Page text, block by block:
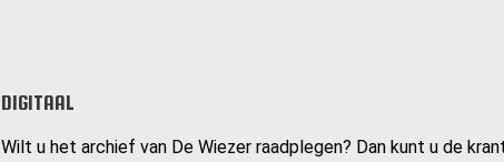
DIGITAAL
Wilt u het archief van De Wiezer raadplegen? Dan kunt u de